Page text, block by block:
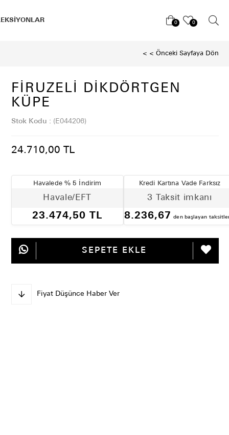
0 0
< < Önceki Sayfaya Dön
FIRUZELI DIKDÖRTGEN
KÜPE
Stok Kodu (E044206)
24.710,00 TL
Havalede % 5 İndirim
Havale/EFT
23.474,50 TL
Kredi Kartına Vade Farksız
3 Taksit imkanı
8.236,67 den başlayan
Fiyat Düşünce Haber Ver